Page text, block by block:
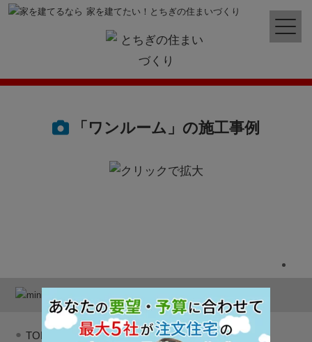
家を建てたい！とちぎの住まいづくり
「ワンルーム」の施工事例
家を建てたい！とちぎの住まいづくり
TOPページ